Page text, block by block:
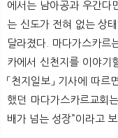
에서는 남아공과 우간다
는 신도가 전혀 없는 상태
달라졌다. 마다가스카르
카에서 신천지를 이야기
「천지일보」 기사에 따
했던 마다가스카르교회
배가 넘는 성장”이라고 보